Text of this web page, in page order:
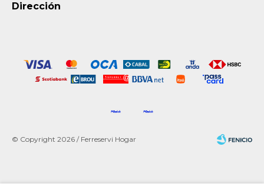
Dirección
© Copyright 2026 / Ferreservi Hogar